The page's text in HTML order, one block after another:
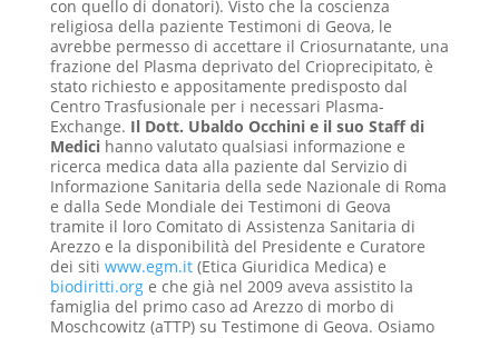
con quello di donatori). Visto che la coscienza
religiosa della paziente Testimoni di Geova, le
avrebbe permesso di accettare il Criosurnatante, una
frazione del Plasma deprivato del Crioprecipitato, è
stato richiesto e appositamente predisposto dal
Centro Trasfusionale per i necessari Plasma-
Exchange. Il Dott. Ubaldo Occhini e il suo Staff di
Medici hanno valutato qualsiasi informazione e
ricerca medica data alla paziente dal Servizio di
Informazione Sanitaria della sede Nazionale di Roma
e dalla Sede Mondiale dei Testimoni di Geova
tramite il loro Comitato di Assistenza Sanitaria di
Arezzo e la disponibilità del Presidente e Curatore
dei siti www.egm.it(Etica Giuridica Medica) e
biodiritti.orge che già nel 2009 aveva assistito la
famiglia del primo caso ad Arezzo di morbo di
Moschcowitz (aTTP) su Testimone di Geova. Osiamo